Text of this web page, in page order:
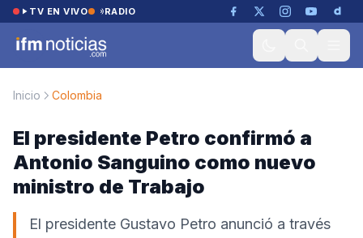
Saltar al contenido
TV EN VIVO RADIO
Inicio Colombia
El presidente Petro confirmó a
Antonio Sanguino como nuevo
ministro de Trabajo
El presidente Gustavo Petro anunció a través